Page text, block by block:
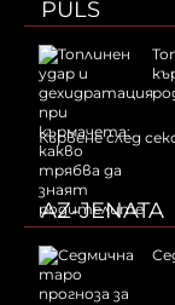
PULS
Кървене след
AZ-JENATA